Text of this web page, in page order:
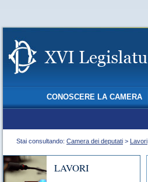
CONOSCERE LA CAMERA
Stai consultando: Camera dei deputati > Lavori
LAVORI